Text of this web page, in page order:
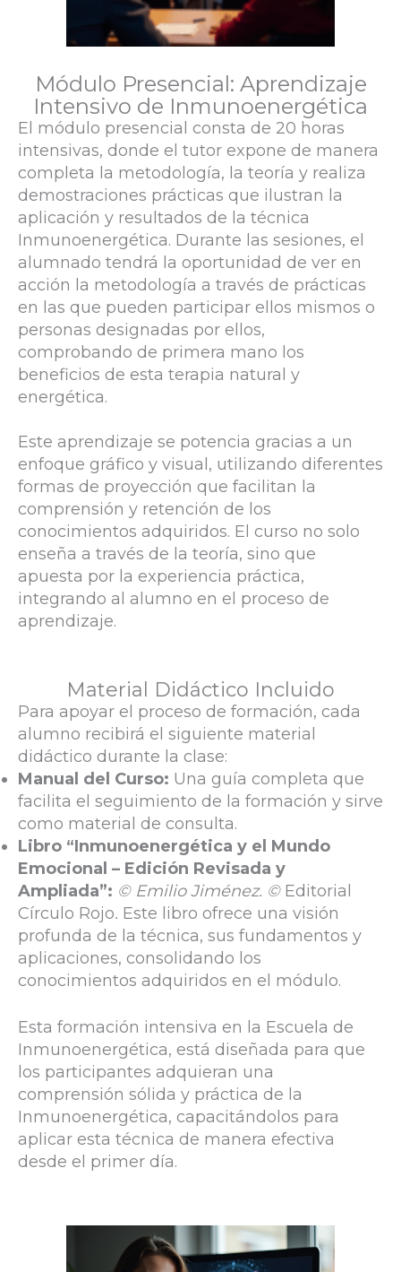
Módulo Presencial: Aprendizaje
Intensivo de Inmunoenergética
El módulo presencial consta de 20 horas
intensivas, donde el tutor expone de manera
completa la metodología, la teoría y realiza
demostraciones prácticas que ilustran la
aplicación y resultados de la técnica
Inmunoenergética. Durante las sesiones, el
alumnado tendrá la oportunidad de ver en
acción la metodología a través de prácticas
en las que pueden participar ellos mismos o
personas designadas por ellos,
comprobando de primera mano los
beneficios de esta terapia natural y
energética.
Este aprendizaje se potencia gracias a un
enfoque gráfico y visual, utilizando diferentes
formas de proyección que facilitan la
comprensión y retención de los
conocimientos adquiridos. El curso no solo
enseña a través de la teoría, sino que
apuesta por la experiencia práctica,
integrando al alumno en el proceso de
aprendizaje.
Material Didáctico Incluido
Para apoyar el proceso de formación, cada
alumno recibirá el siguiente material
didáctico durante la clase:
Manual del Curso: Una guía completa que
facilita el seguimiento de la formación y sirve
como material de consulta.
Libro “Inmunoenergética y el Mundo
Emocional – Edición Revisada y
Ampliada”: © Emilio Jiménez. ©Editorial
Círculo Rojo. Este libro ofrece una visión
profunda de la técnica, sus fundamentos y
aplicaciones, consolidando los
conocimientos adquiridos en el módulo.
Esta formación intensiva en la Escuela de
Inmunoenergética, está diseñada para que
los participantes adquieran una
comprensión sólida y práctica de la
Inmunoenergética, capacitándolos para
aplicar esta técnica de manera efectiva
desde el primer día.